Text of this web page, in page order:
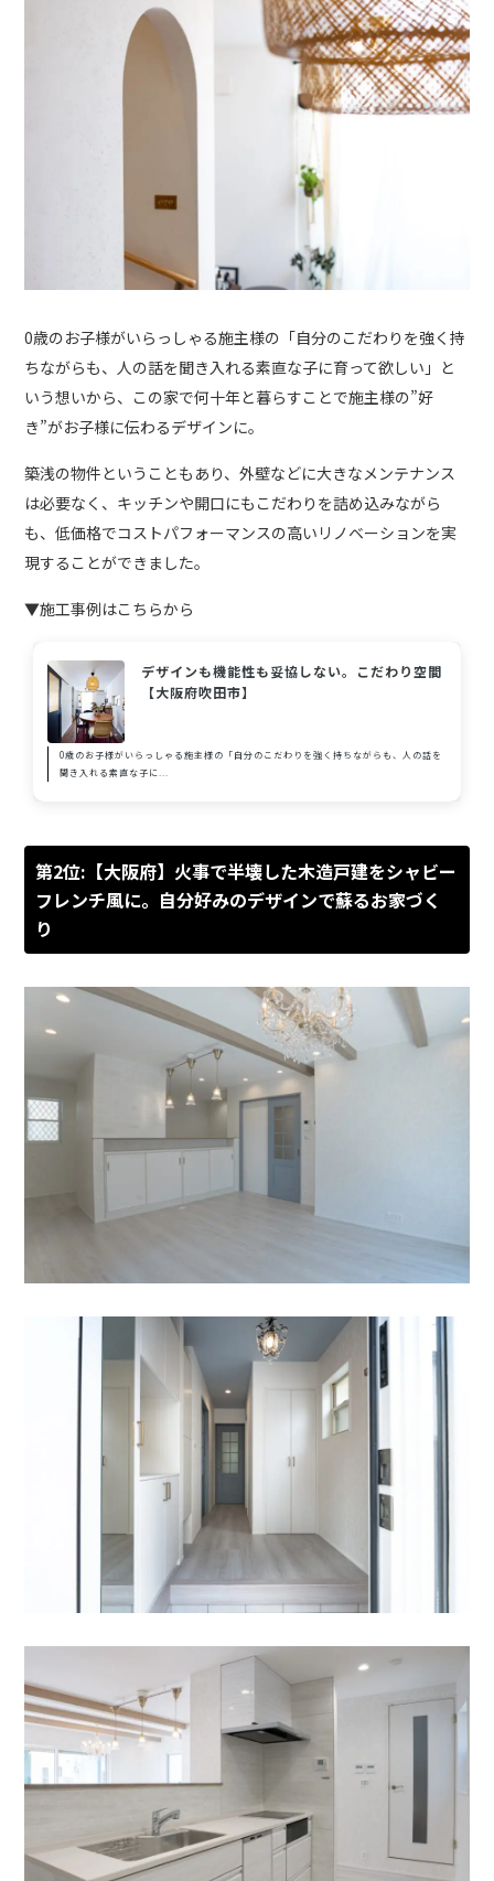
0歳のお子様がいらっしゃる施主様の「自分のこだわりを強く持
ちながらも、人の話を聞き入れる素直な子に育って欲しい」と
いう想いから、この家で何十年と暮らすことで施主様の”好
き”がお子様に伝わるデザインに。
築浅の物件ということもあり、外壁などに大きなメンテナンス
は必要なく、キッチンや開口にもこだわりを詰め込みながら
も、低価格でコストパフォーマンスの高いリノベーションを実
現することができました。
▼施工事例はこちらから
デザインも機能性も妥協しない。こだわり空間
【大阪府吹田市】
0歳のお子様がいらっしゃる施主様の「自分のこだわりを強く持ちながらも、人の話を
聞き入れる素直な子に...
第2位:【大阪府】火事で半壊した木造戸建をシャビー
フレンチ風に。自分好みのデザインで蘇るお家づく
り